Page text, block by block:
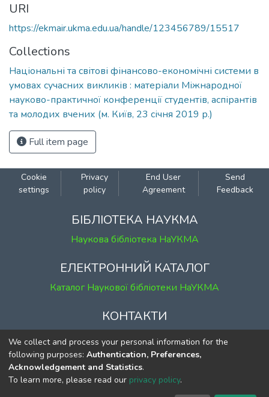
URI
https://ekmair.ukma.edu.ua/handle/123456789/15517
Collections
Національні та світові фінансово-економічні системи в
умовах сучасних викликів : матеріали Міжнародної
науково-практичної конференції студентів, аспірантів
та молодих вчених (м. Київ, 23 січня 2019 р.)
Full item page
Cookie
settings
Privacy
policy
End User
Agreement
Send
Feedback
БІБЛІОТЕКА НАУКМА
Наукова бібліотека НаУКМА
ЕЛЕКТРОННИЙ КАТАЛОГ
Каталог Наукової бібліотеки НаУКМА
КОНТАКТИ
м. Київ, вул. Григорія Сковороди, 2
к. 1, к. 120
тел. (044) 463-69-31
ekmair@ukma.edu.ua
We collect and process your personal information for the
following purposes: Authentication, Preferences,
Acknowledgement and Statistics.
To learn more, please read our privacy policy.